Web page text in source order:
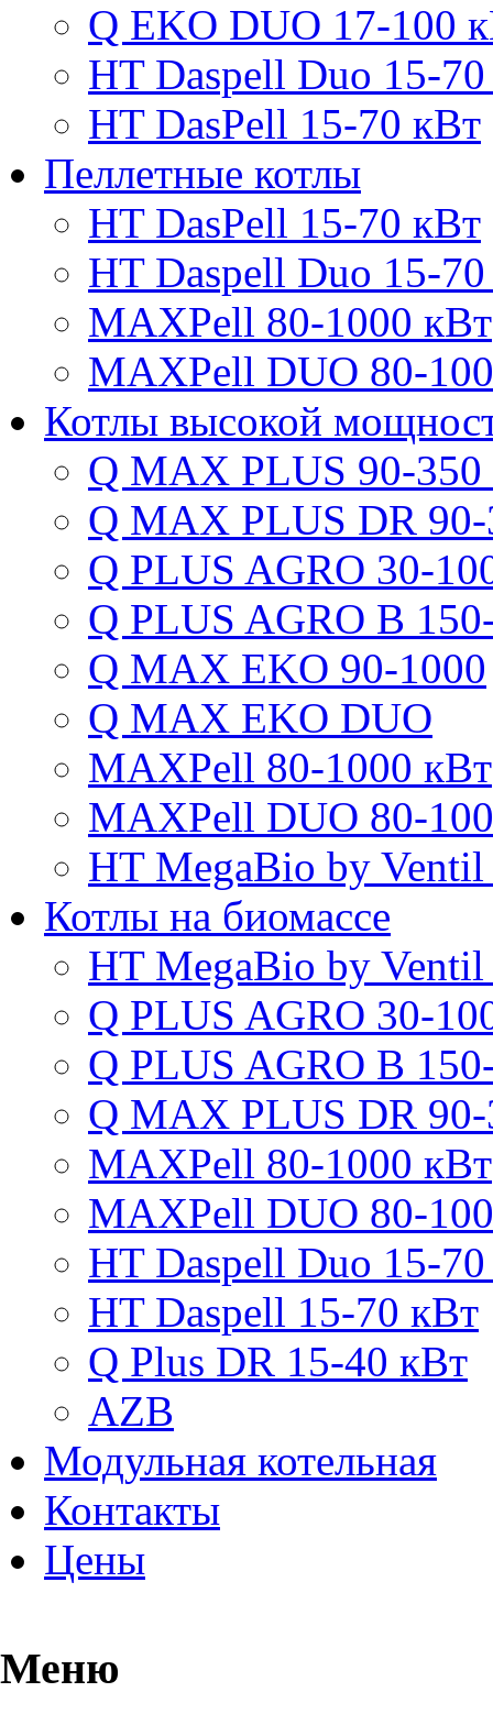
Q EKO DUO 17-100
HT Daspell Duo 15-
HT DasPell 15-70 кВт
Пеллетные котлы
HT DasPell 15-70 кВт
HT Daspell Duo 15-
MAXPell 80-1000 кВт
MAXPell DUO 80-
Котлы высокой
Q MAX PLUS 90-350
Q MAX PLUS DR
Q PLUS AGRO 30-
Q PLUS AGRO B
Q MAX EKO 90-1000
Q MAX EKO DUO
MAXPell 80-1000 кВт
MAXPell DUO 80-
HT MegaBio by
Котлы на биомассе
HT MegaBio by
Q PLUS AGRO 30-
Q PLUS AGRO B
Q MAX PLUS DR
MAXPell 80-1000 кВт
MAXPell DUO 80-
HT Daspell Duo 15-
HT Daspell 15-70 кВт
Q Plus DR 15-40 кВт
AZB
Модульная котельная
Контакты
Цены
Меню